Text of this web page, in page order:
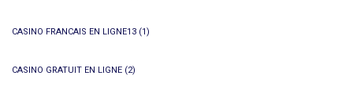
CASINO FRANCAIS EN LIGNE13 (1)
CASINO GRATUIT EN LIGNE (2)